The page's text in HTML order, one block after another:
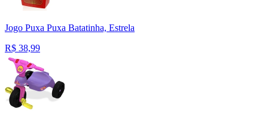
Jogo Puxa Puxa Batatinha, Estrela
R$ 38,99